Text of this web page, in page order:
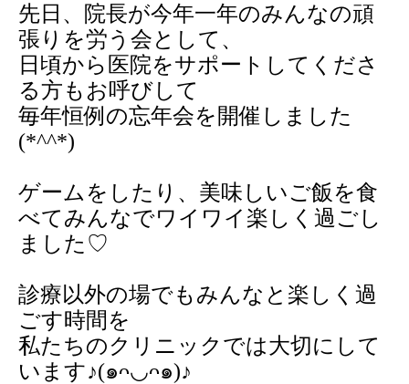
先日、院長が今年一年のみんなの頑
張りを労う会として、
日頃から医院をサポートしてくださ
る方もお呼びして
毎年恒例の忘年会を開催しました
(*^^*)
ゲームをしたり、美味しいご飯を食
べてみんなでワイワイ楽しく過ごし
ました♡
診療以外の場でもみんなと楽しく過
ごす時間を
私たちのクリニックでは大切にして
います♪(๑ᴖ◡ᴖ๑)♪